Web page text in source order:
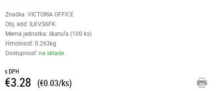
Značka: VICTORIA OFFICE
Obj. kód: ILKVS6FK
Merná jednotka: škatuľa (100 ks)
Hmotnosť: 0.263kg
Dostupnosť:na sklade
s DPH
€3.28 (€0.03/ks)